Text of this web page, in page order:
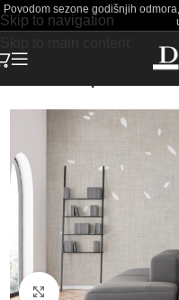
Skip to navigation
Povodom sezone godišnjih
Click to enlarge